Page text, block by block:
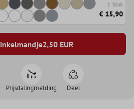
1 Stuk
€ 15,90
2,50EUR
Prijsdalingmelding Deel